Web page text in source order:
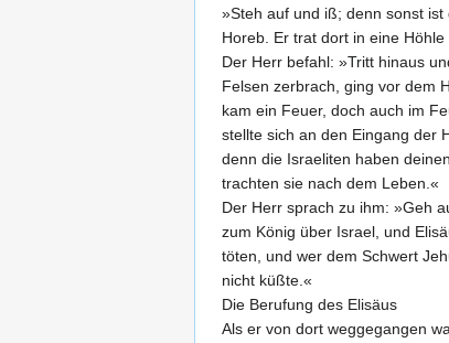
»Steh auf und iß; denn sonst
Horeb. Er trat dort in eine
Der Herr befahl: »Tritt hinaus
Felsen zerbrach, ging vor dem
kam ein Feuer, doch auch im
stellte sich an den Eingang der
denn die Israeliten haben
trachten sie nach dem Leben.«
Der Herr sprach zu ihm: »Geh
zum König über Israel, und
töten, und wer dem Schwert
nicht küßte.«
Die Berufung des Elisäus
Als er von dort weggegangen